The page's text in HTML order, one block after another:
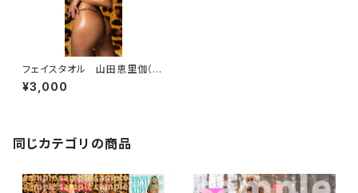
フェイスタオル 山田恵里伽（ヒ
ョウ柄）
¥3,000
同じカテゴリの商品